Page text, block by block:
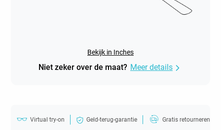
Bekijk in Inches
Niet zeker over de maat? Meer details
Virtual try-on Geld-terug-garantie Gratis retourneren